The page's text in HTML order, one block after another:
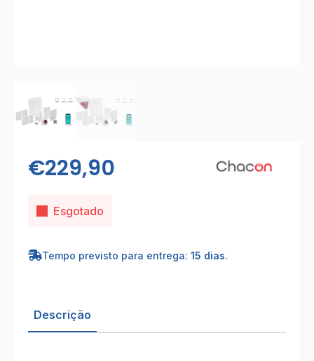
€229,90
Esgotado
Tempo previsto para entrega: 15 dias.
Descrição